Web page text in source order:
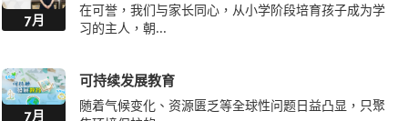
7月
在可誉，我们与家长同心，从小学阶段培育孩子成为学
习的主人，朝...
7月
可持续发展教育
随着气候变化、资源匮乏等全球性问题日益凸显，只聚